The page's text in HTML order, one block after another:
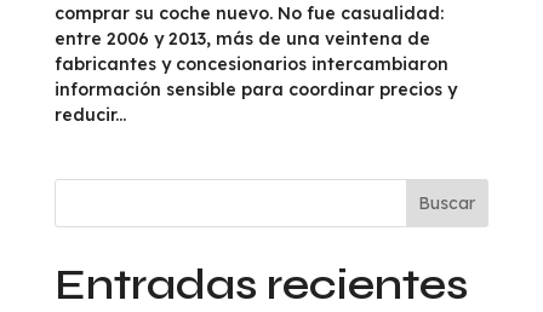
comprar su coche nuevo. No fue casualidad:
entre 2006 y 2013, más de una veintena de
fabricantes y concesionarios intercambiaron
información sensible para coordinar precios y
reducir...
Buscar
Entradas recientes